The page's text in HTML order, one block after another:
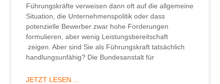
Führungskräfte verweisen dann oft auf die allgemeine
Situation, die Unternehmenspolitik oder dass
potenzielle Bewerber zwar hohe Forderungen
formulieren, aber wenig Leistungsbereitschaft
zeigen. Aber sind Sie als Führungskraft tatsächlich
handlungsunfähig? Die Bundesanstalt für
JETZT LESEN ...